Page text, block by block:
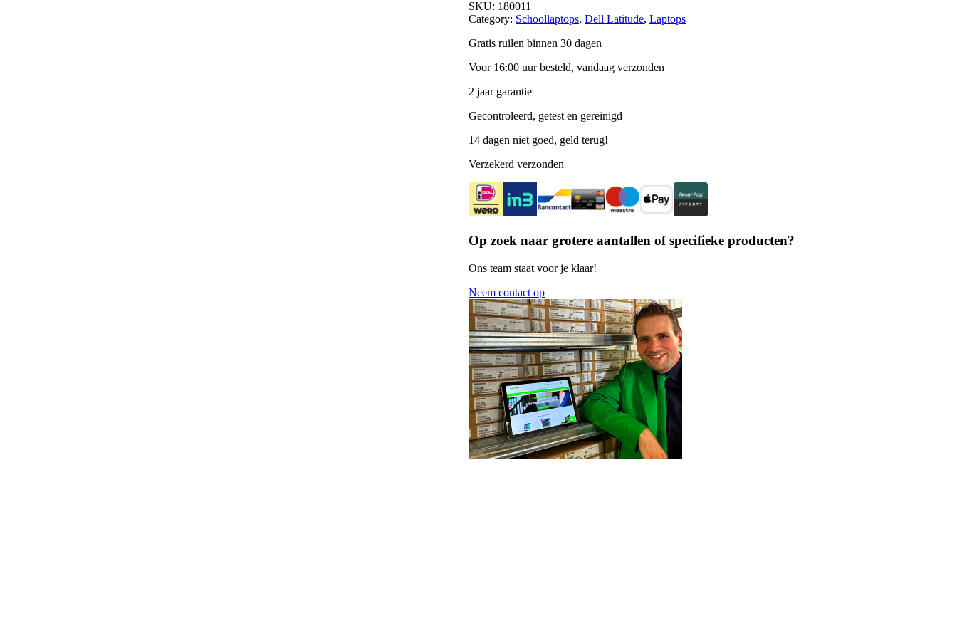
SKU: 180011
Category: Schoollaptops, Dell Latitude, Laptops
Gratis ruilen binnen 30 dagen
Voor 16:00 uur besteld, vandaag verzonden
2 jaar garantie
Gecontroleerd, getest en gereinigd
14 dagen niet goed, geld terug!
Verzekerd verzonden
Op zoek naar grotere aantallen of specifieke producten?
Ons team staat voor je klaar!
Neem contact op